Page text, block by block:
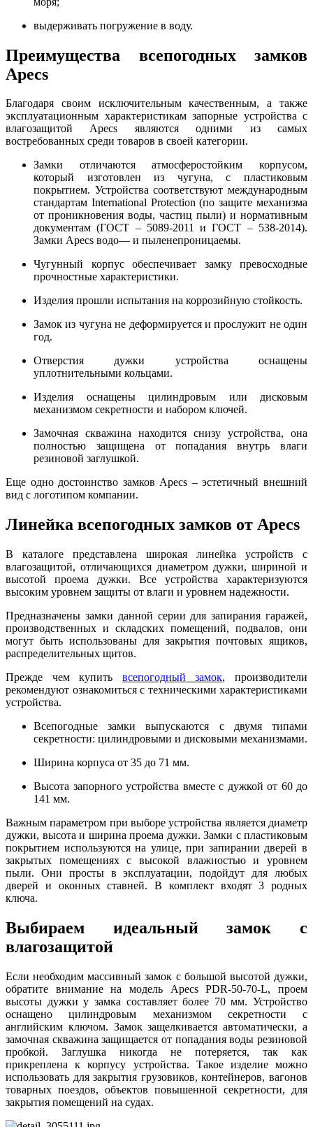
выдерживать погружение в воду.
Преимущества всепогодных замков
Apecs
Благодаря своим исключительным качественным, а также
эксплуатационным характеристикам запорные устройства с
влагозащитой Apecs являются одними из самых
востребованных среди товаров в своей категории.
Замки отличаются атмосферостойким корпусом,
который изготовлен из чугуна, с пластиковым
покрытием. Устройства соответствуют международным
стандартам International Protection (по защите механизма
от проникновения воды, частиц пыли) и нормативным
документам (ГОСТ – 5089-2011 и ГОСТ – 538-2014).
Замки Apecs водо— и пыленепроницаемы.
Чугунный корпус обеспечивает замку превосходные
прочностные характеристики.
Изделия прошли испытания на коррозийную стойкость.
Замок из чугуна не деформируется и прослужит не один
год.
Отверстия дужки устройства оснащены
уплотнительными кольцами.
Изделия оснащены цилиндровым или дисковым
механизмом секретности и набором ключей.
Замочная скважина находится снизу устройства, она
полностью защищена от попадания внутрь влаги
резиновой заглушкой.
Еще одно достоинство замков Apecs – эстетичный внешний
вид с логотипом компании.
Линейка всепогодных замков от Apecs
В каталоге представлена широкая линейка устройств с
влагозащитой, отличающихся диаметром дужки, шириной и
высотой проема дужки. Все устройства характеризуются
высоким уровнем защиты от влаги и уровнем надежности.
Предназначены замки данной серии для запирания гаражей,
производственных и складских помещений, подвалов, они
могут быть использованы для закрытия почтовых ящиков,
распределительных щитов.
Прежде чем купить всепогодный замок, производители
рекомендуют ознакомиться с техническими характеристиками
устройства.
Всепогодные замки выпускаются с двумя типами
секретности: цилиндровыми и дисковыми механизмами.
Ширина корпуса от 35 до 71 мм.
Высота запорного устройства вместе с дужкой от 60 до
141 мм.
Важным параметром при выборе устройства является диаметр
дужки, высота и ширина проема дужки. Замки с пластиковым
покрытием используются на улице, при запирании дверей в
закрытых помещениях с высокой влажностью и уровнем
пыли. Они просты в эксплуатации, подойдут для любых
дверей и оконных ставней. В комплект входят 3 родных
ключа.
Выбираем идеальный замок с
влагозащитой
Если необходим массивный замок с большой высотой дужки,
обратите внимание на модель Apecs PDR-50-70-L, проем
высоты дужки у замка составляет более 70 мм. Устройство
оснащено цилиндровым механизмом секретности с
английским ключом. Замок защелкивается автоматически, а
замочная скважина защищается от попадания воды резиновой
пробкой. Заглушка никогда не потеряется, так как
прикреплена к корпусу устройства. Такое изделие можно
использовать для закрытия грузовиков, контейнеров, вагонов
товарных поездов, объектов повышенной секретности, для
закрытия помещений на судах.